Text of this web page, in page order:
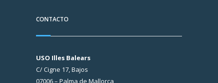
CONTACTO
USO Illes Balears
C/ Cigne 17, Bajos
07006 – Palma de Mallorca